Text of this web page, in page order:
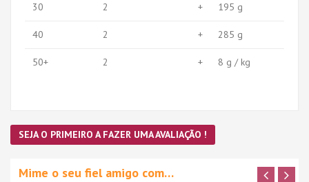
30 2 + 195 g
40 2 + 285 g
50+ 2 + 8 g / kg
SEJA O PRIMEIRO A FAZER UMA AVALIAÇÃO !
Mime o seu fiel amigo com…